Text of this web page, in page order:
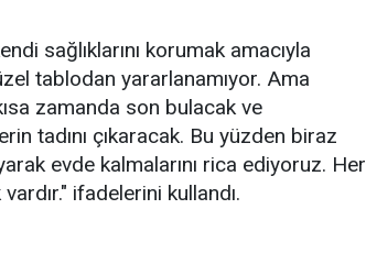
sağlıklarını korumak amacıyla
tablodan yararlanamıyor. Ama
zamanda son bulacak ve
tadını çıkaracak. Bu yüzden biraz
evde kalmalarını rica ediyoruz. Her
ifadelerini kullandı.